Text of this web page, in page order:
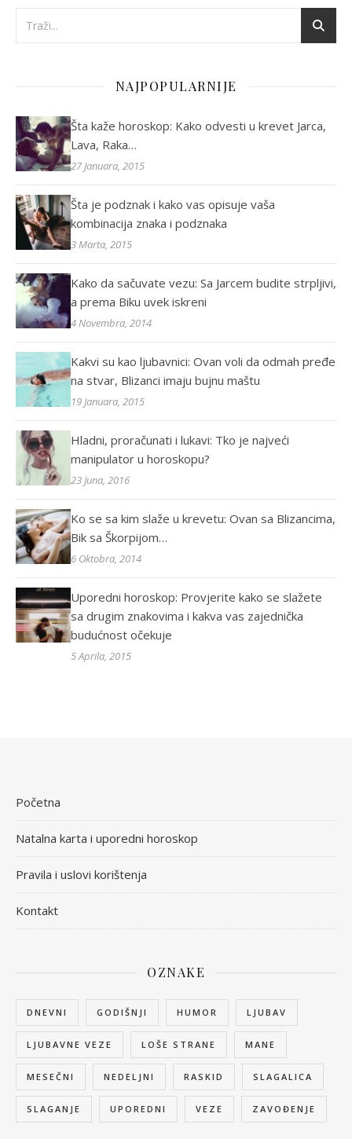
NAJPOPULARNIJE
Šta kaže horoskop: Kako odvesti u krevet Jarca,
Lava, Raka…
27 Januara, 2015
Šta je podznak i kako vas opisuje vaša
kombinacija znaka i podznaka
3 Marta, 2015
Kako da sačuvate vezu: Sa Jarcem budite strpljivi,
a prema Biku uvek iskreni
4 Novembra, 2014
Kakvi su kao ljubavnici: Ovan voli da odmah pređe
na stvar, Blizanci imaju bujnu maštu
19 Januara, 2015
Hladni, proračunati i lukavi: Tko je najveći
manipulator u horoskopu?
23 Juna, 2016
Ko se sa kim slaže u krevetu: Ovan sa Blizancima,
Bik sa Škorpijom…
6 Oktobra, 2014
Uporedni horoskop: Provjerite kako se slažete
sa drugim znakovima i kakva vas zajednička
budućnost očekuje
5 Aprila, 2015
Početna
Natalna karta i uporedni horoskop
Pravila i uslovi korištenja
Kontakt
OZNAKE
DNEVNI GODIŠNJI HUMOR LJUBAV
LJUBAVNE VEZE LOŠE STRANE MANE
MESEČNI NEDELJNI RASKID SLAGALICA
SLAGANJE UPOREDNI VEZE ZAVOĐENJE